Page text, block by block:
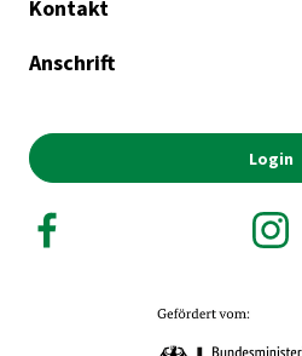
Kontakt
Anschrift
Login